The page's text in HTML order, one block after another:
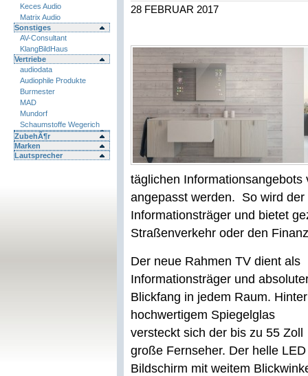
Keces Audio
Matrix Audio
Sonstiges
AV-Consultant
KlangBildHaus
Vertriebe
audiodata
Audiophile Produkte
Burmester
MAD
Mundorf
Schaumstoffe Wegerich
ZubehÃ¶r
Marken
Lautsprecher
28 FEBRUAR 2017
täglichen
angepasst werden. So wird
Informationsträger und bietet
Straßenverkehr oder den
Der neue Rahmen TV dient als
Informationsträger und
Blickfang in jedem Raum. Hinter
hochwertigem Spiegelglas
versteckt sich der bis zu 55 Zoll
große Fernseher. Der helle LED
Bildschirm mit weitem